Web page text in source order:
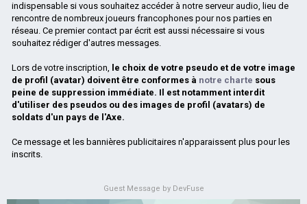
indispensable si vous souhaitez accéder à notre serveur audio, lieu de
rencontre de nombreux joueurs francophones pour nos parties en
réseau. Ce premier contact par écrit est aussi nécessaire si vous
souhaitez rédiger d'autres messages.
Lors de votre inscription, le choix de votre pseudo et de votre image
de profil (avatar) doivent être conformes à notre charte sous
peine de suppression immédiate. Il est notamment interdit
d'utiliser des pseudos ou des images de profil (avatars) de
soldats d'un pays de l'Axe.
Ce message et les bannières publicitaires n'apparaissent plus pour les
inscrits.
Guest Message by DevFuse